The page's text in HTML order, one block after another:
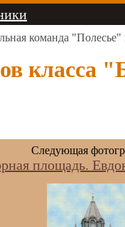
команда "Полесье"
класса
Следующая
площадь.